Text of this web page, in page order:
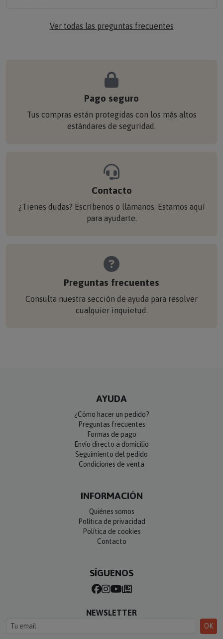
Ver todas las preguntas frecuentes
Pago seguro
Tus compras están protegidas con los más altos
estándares de seguridad.
Contacto
¿Tienes dudas? Escríbenos o llámanos. Estamos aquí
para ayudarte.
Preguntas frecuentes
Consulta nuestra sección de ayuda para resolver
cualquier inquietud.
AYUDA
¿Cómo hacer un pedido?
Preguntas frecuentes
Formas de pago
Envío directo a domicilio
Seguimiento del pedido
Condiciones de venta
INFORMACIÓN
Quiénes somos
Política de privacidad
Política de cookies
Contacto
SÍGUENOS
NEWSLETTER
OK